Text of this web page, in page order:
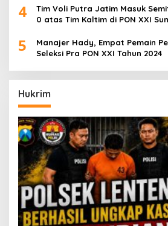
4
Tim Voli Putra Jatim Masuk
0 atas Tim Kaltim di PON XXI
5
Manajer Hady, Empat Pemain
Seleksi Pra PON XXI Tahun 2024
Hukrim